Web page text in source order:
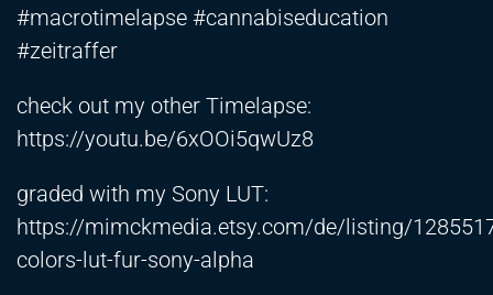
#macrotimelapse #cannabiseducation
#zeitraffer
check out my other Timelapse:
https://youtu.be/6xOOi5qwUz8
graded with my Sony LUT:
https://mimckmedia.etsy.com/de/listing/
colors-lut-fur-sony-alpha